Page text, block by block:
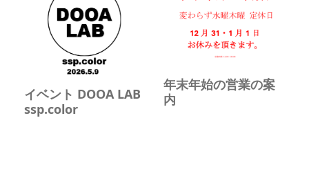
イベント DOOA LAB
ssp.color
年末年始の営業の案
内